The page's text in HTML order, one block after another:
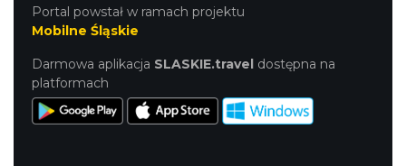
Podzamcze
26.26 km
Portal powstał w ramach projektu
Mobilne Śląskie
Darmowa aplikacja SLASKIE.travel dostępna na
platformach